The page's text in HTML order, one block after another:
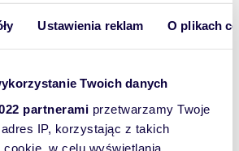
Ustawienia reklam O plikach
Twoich danych
partnerami przetwarzamy Twoje
IP, korzystając z takich
w celu wyświetlania
Wyślij
wiadomość
To najlepszy
sposób, aby
właściciel